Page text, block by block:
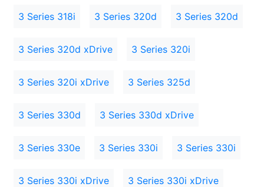
3 Series 318i 3 Series 320d 3 Series 320d
3 Series 320d xDrive 3 Series 320i
3 Series 320i xDrive 3 Series 325d
3 Series 330d 3 Series 330d xDrive
3 Series 330e 3 Series 330i 3 Series 330i
3 Series 330i xDrive 3 Series 330i xDrive